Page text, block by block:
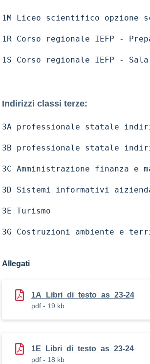
1M Liceo scientifico opzione
1R Corso regionale IEFP -
1S Corso regionale IEFP -
Indirizzi classi terze:
3A professionale statale
3B professionale statale
3C Amministrazione finanza e
3D Sistemi informativi
3E Turismo
3G Costruzioni ambiente e
Allegati
1A_Libri_di_testo_as_23-24
pdf - 19 kb
1E_Libri_di_testo_as_23-24
pdf - 18 kb